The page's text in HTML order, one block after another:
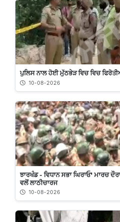
ਪੁਲਿਸ ਨਾਲ ਹੋਈ ਮੁੱਠਭੇੜ ਵਿਚ ਵਿਚ
10-08-2026
ਝਾਰਖੰਡ - ਵਿਧਾਨ ਸਭਾ ਘਿਰਾਓ' ਮਾਰਚ
ਵਲੋਂ ਲਾਠੀਚਾਰਜ
10-08-2026